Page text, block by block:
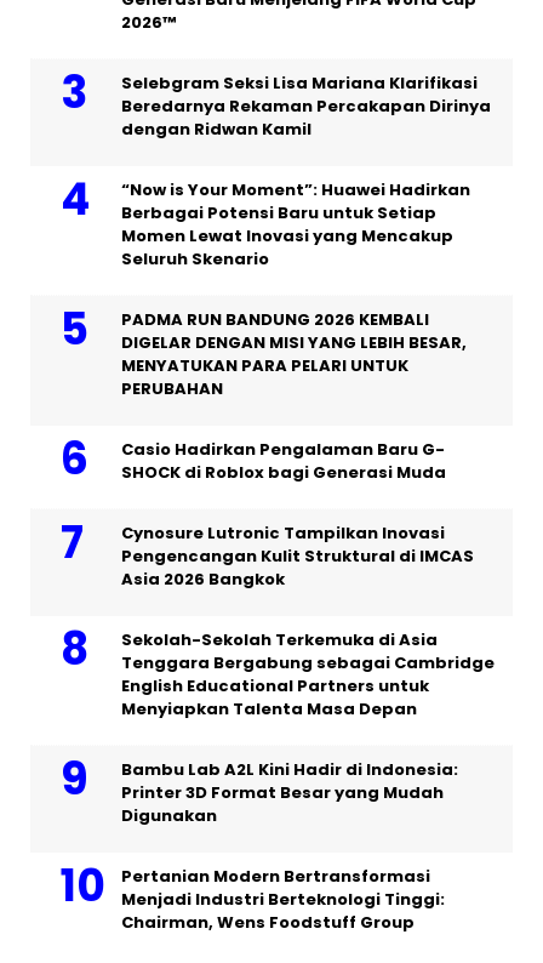
2026™
Selebgram Seksi Lisa Mariana Klarifikasi
Beredarnya Rekaman Percakapan Dirinya
dengan Ridwan Kamil
“Now is Your Moment”: Huawei Hadirkan
Berbagai Potensi Baru untuk Setiap
Momen Lewat Inovasi yang Mencakup
Seluruh Skenario
PADMA RUN BANDUNG 2026 KEMBALI
DIGELAR DENGAN MISI YANG LEBIH BESAR,
MENYATUKAN PARA PELARI UNTUK
PERUBAHAN
Casio Hadirkan Pengalaman Baru G-
SHOCK di Roblox bagi Generasi Muda
Cynosure Lutronic Tampilkan Inovasi
Pengencangan Kulit Struktural di IMCAS
Asia 2026 Bangkok
Sekolah-Sekolah Terkemuka di Asia
Tenggara Bergabung sebagai Cambridge
English Educational Partners untuk
Menyiapkan Talenta Masa Depan
Bambu Lab A2L Kini Hadir di Indonesia:
Printer 3D Format Besar yang Mudah
Digunakan
Pertanian Modern Bertransformasi
Menjadi Industri Berteknologi Tinggi:
Chairman, Wens Foodstuff Group